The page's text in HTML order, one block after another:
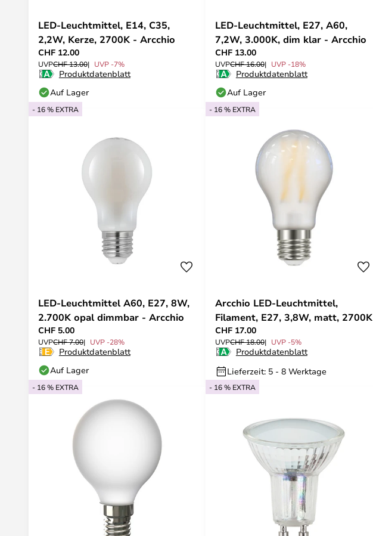
LED-Leuchtmittel, E14, C35,
2,2W, Kerze, 2700K - Arcchio
CHF 12.00
UVPCHF 13.00 UVP -7%
Produktdatenblatt
Auf Lager
LED-Leuchtmittel, E27, A60,
7,2W, 3.000K, dim klar - Arcchio
CHF 13.00
UVPCHF 16.00 UVP -18%
Produktdatenblatt
Auf Lager
- 16 % EXTRA
LED-Leuchtmittel A60, E27, 8W,
2.700K opal dimmbar - Arcchio
CHF 5.00
UVPCHF 7.00 UVP -28%
Produktdatenblatt
Auf Lager
- 16 % EXTRA
Arcchio LED-Leuchtmittel,
Filament, E27, 3,8W, matt, 2700K
CHF 17.00
UVPCHF 18.00 UVP -5%
Produktdatenblatt
Lieferzeit: 5 - 8 Werktage
- 16 % EXTRA - 16 % EXTRA